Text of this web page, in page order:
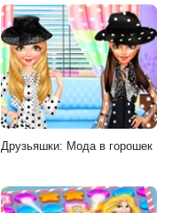
Друзьяшки: Мода в горошек